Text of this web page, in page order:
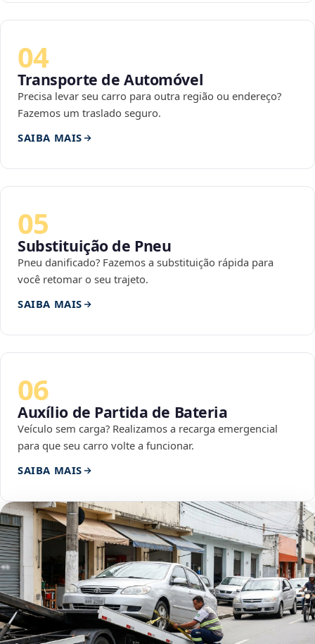
04
Transporte de Automóvel
Precisa levar seu carro para outra região ou endereço?
Fazemos um traslado seguro.
SAIBA MAIS
05
Substituição de Pneu
Pneu danificado? Fazemos a substituição rápida para
você retomar o seu trajeto.
SAIBA MAIS
06
Auxílio de Partida de Bateria
Veículo sem carga? Realizamos a recarga emergencial
para que seu carro volte a funcionar.
SAIBA MAIS